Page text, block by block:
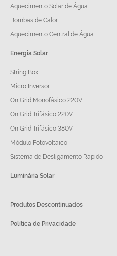
Aquecimento Solar de Água
Bombas de Calor
Aquecimento Central de Água
Energia Solar
String Box
Micro Inversor
On Grid Monofásico 220V
On Grid Trifásico 220V
On Grid Trifásico 380V
Módulo Fotovoltaico
Sistema de Desligamento Rápido
Luminária Solar
Produtos Descontinuados
Política de Privacidade